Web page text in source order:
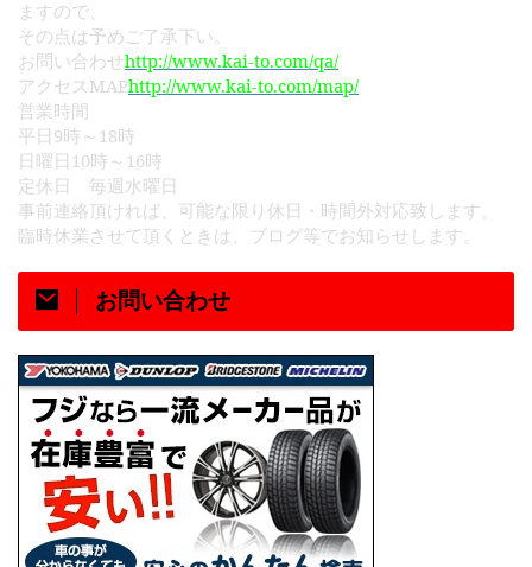
ますので、
その点は予めご了承下い。
お問い合わせhttp://www.kai-to.com/qa/
アクセスMAPhttp://www.kai-to.com/map/
営業時間
平日 9時～ 18時
日曜日 10時～ 16時
定休日 毎週水曜日
事前連絡頂ければ、可能な限り休日・時間外対応致します。
臨時休業させて頂くときは、ブログ等でお知らせします。
お問い合わせ